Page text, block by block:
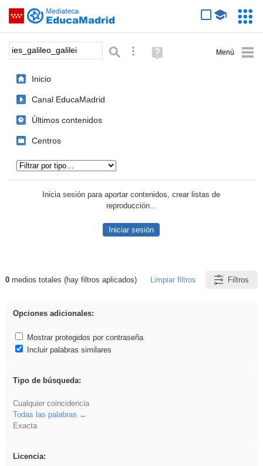
Saltar navegación
Palabra o frase: Búsqueda avanzada
Ayuda
(en
Inicio
Canal EducaMadrid
Últimos contenidos
Centros
Inicia sesión para aportar contenidos, crear listas de
reproducción...
Iniciar sesión
Resultados de: ies_galileo_galilei
0medios totales (hay filtros aplicados) Limpiar filtros Filtros
Opciones adicionales:
Mostrar protegidos por contraseña
Incluir palabras similares
Tipo de búsqueda:
Cualquier coincidencia
Todas las palabras
Exacta
Licencia: